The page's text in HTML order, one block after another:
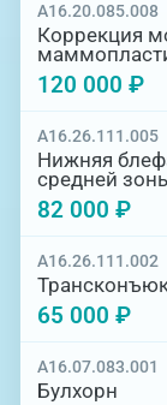
A16.20.085.008
Коррекция
120 000 ₽
A16.26.111.005
Нижняя
средней
82 000 ₽
A16.26.111.002
65 000 ₽
A16.07.083.001
Булхорн